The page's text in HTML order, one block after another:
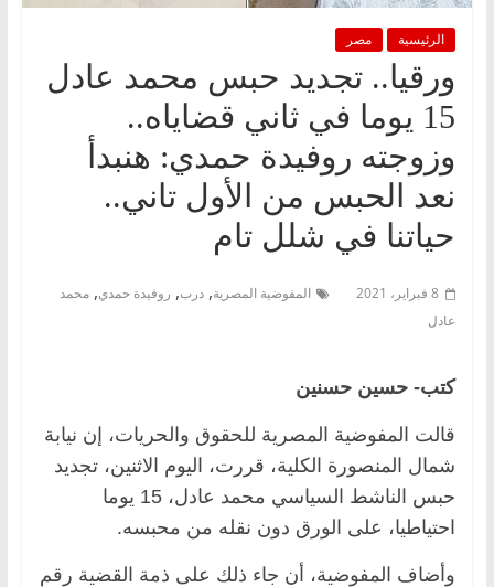
الرئيسية مصر
ورقيا.. تجديد حبس محمد عادل
15 يوما في ثاني قضاياه..
وزوجته روفيدة حمدي: هنبدأ
نعد الحبس من الأول تاني..
حياتنا في شلل تام
8 فبراير، 2021 المفوضية المصرية, درب, روفيدة حمدي, محمد
عادل
كتب- حسين حسنين
قالت المفوضية المصرية للحقوق والحريات، إن نيابة
شمال المنصورة الكلية، قررت، اليوم الاثنين، تجديد
حبس الناشط السياسي محمد عادل، 15 يوما
احتياطيا، على الورق دون نقله من محبسه.
وأضاف المفوضية، أن جاء ذلك على ذمة القضية رقم